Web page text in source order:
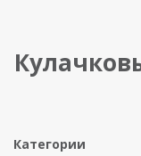
Категории